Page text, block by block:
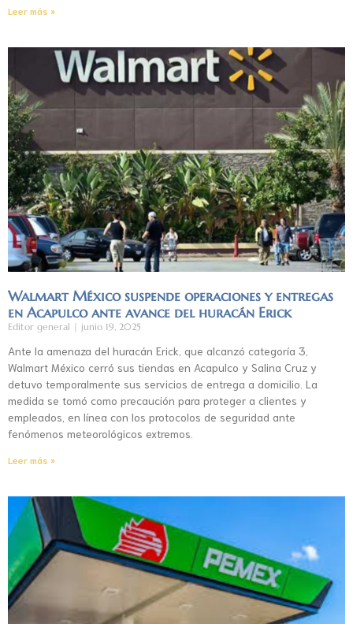
Leer más »
Walmart México suspende operaciones y entregas
en Acapulco ante avance del huracán Erick
Editor general junio 19, 2025
Ante la amenaza del huracán Erick, que alcanzó categoría 3,
Walmart México cerró sus tiendas en Acapulco y Salina Cruz y
detuvo temporalmente sus servicios de entrega a domicilio. La
medida se tomó como precaución para proteger a clientes y
empleados, en línea con los protocolos de seguridad ante
fenómenos meteorológicos extremos.
Leer más »